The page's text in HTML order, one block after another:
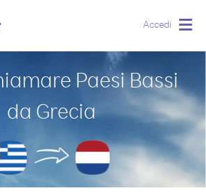
Accedi
Paesi Bassi
da Grecia